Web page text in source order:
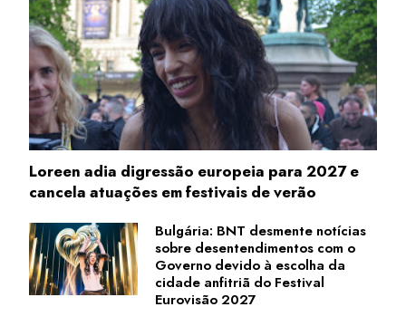
Loreen adia digressão europeia para 2027 e
cancela atuações em festivais de verão
Bulgária: BNT desmente notícias
sobre desentendimentos com o
Governo devido à escolha da
cidade anfitriã do Festival
Eurovisão 2027